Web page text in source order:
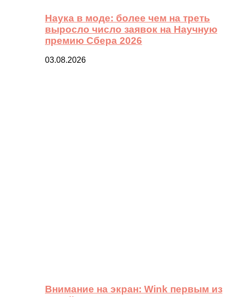
Наука в моде: более чем на треть
выросло число заявок на Научную
премию Сбера 2026
03.08.2026
Внимание на экран: Wink первым из